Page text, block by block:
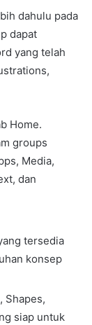
dahulu pada
dapat
yang telah
Home.
groups
Media,
dan
tersedia
konsep
Shapes,
siap untuk